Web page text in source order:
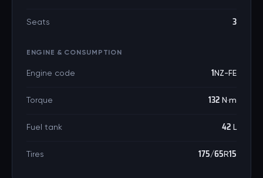
Seats 3
ENGINE & CONSUMPTION
Engine code 1NZ-FE
Torque 132 N·m
Fuel tank 42 L
Tires 175/65R15